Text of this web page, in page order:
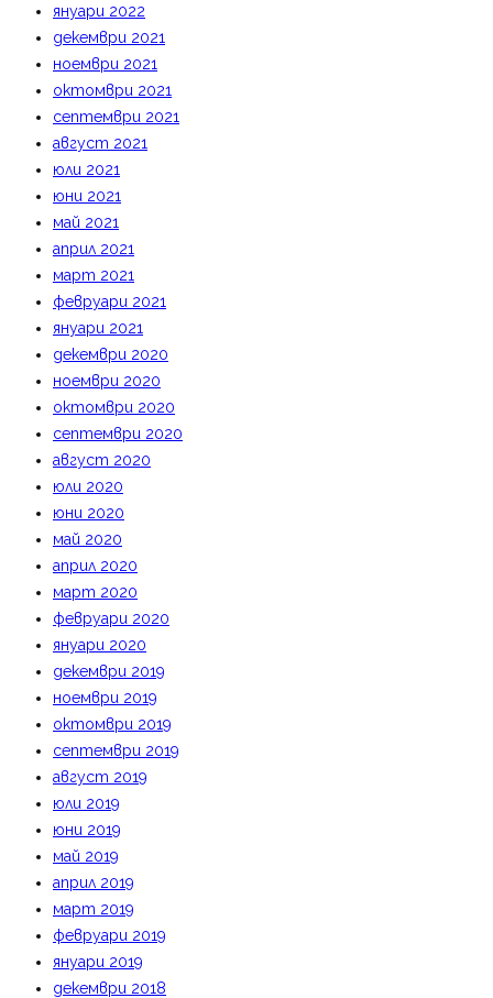
януари 2022
декември 2021
ноември 2021
октомври 2021
септември 2021
август 2021
юли 2021
юни 2021
май 2021
април 2021
март 2021
февруари 2021
януари 2021
декември 2020
ноември 2020
октомври 2020
септември 2020
август 2020
юли 2020
юни 2020
май 2020
април 2020
март 2020
февруари 2020
януари 2020
декември 2019
ноември 2019
октомври 2019
септември 2019
август 2019
юли 2019
юни 2019
май 2019
април 2019
март 2019
февруари 2019
януари 2019
декември 2018